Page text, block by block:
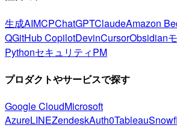
生成AIMCPChatGPTClaudeAmazon
QGitHub CopilotDevinCursorObsidian
PythonセキュリティPM
プロダクトやサービスで探す
Google CloudMicrosoft
AzureLINEZendeskAuth0Tableau